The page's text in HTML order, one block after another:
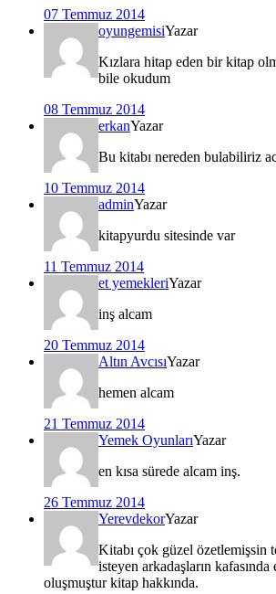
07 Temmuz 2014
oyungemisiYazar
Kızlara hitap eden bir kitap
bile okudum
08 Temmuz 2014
erkanYazar
Bu kitabı nereden bulabiliriz
10 Temmuz 2014
adminYazar
kitapyurdu sitesinde var
11 Temmuz 2014
et yemekleriYazar
inş alcam
20 Temmuz 2014
Altın AvcısıYazar
hemen alcam
21 Temmuz 2014
Yemek OyunlarıYazar
en kısa sürede alcam inş.
26 Temmuz 2014
YerevdekorYazar
Kitabı çok güzel özetlemişsin
isteyen arkadaşların
oluşmuştur kitap hakkında.